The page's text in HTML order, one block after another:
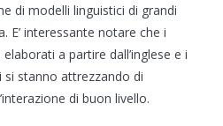
di modelli linguistici di grandi
E’ interessante notare che i
a partire dall’inglese e i
si stanno attrezzando di
di buon livello.